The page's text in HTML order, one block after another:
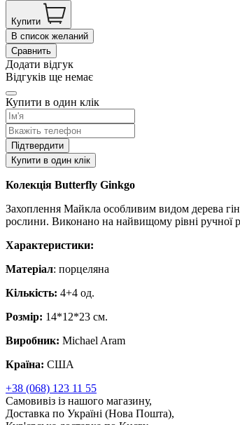
Купити
В список желаний
Сравнить
Додати відгук
Відгуків ще немає
Купити в один клік
Підтвердити
Купити в один клік
Колекція Butterfly Ginkgo
Захоплення Майкла особливим видом дерева
рослини. Виконано на найвищому рівні ручної
Характеристики:
Матеріал: порцеляна
Кількість: 4+4 од.
Розмір: 14*12*23 см.
Виробник: Michael Aram
Країна: США
+38 (068) 123 11 55
Самовивіз із нашого магазину,
Доставка по Україні (Нова Пошта),